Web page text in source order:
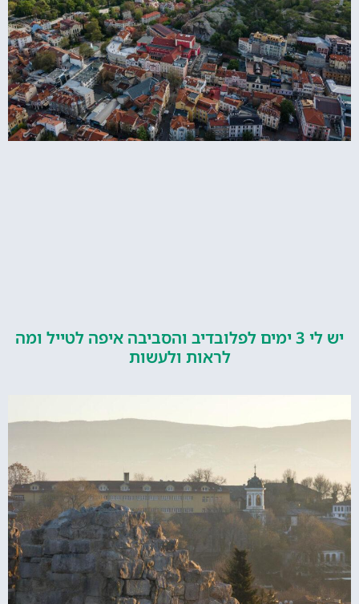
יש לי 3 ימים לפלובדיב והסביבה איפה לטייל ומה
לראות ולעשות